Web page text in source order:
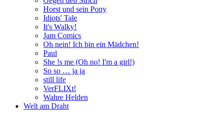
Horst und sein Pony
Idiots' Tale
It's Walky!
Jam Comics
Oh nein! Ich bin ein Mädchen!
Paul
She !s me (Oh no! I'm a girl!)
So so … ja ja
still life
VerFLIXt!
Wahre Helden
Welt am Draht